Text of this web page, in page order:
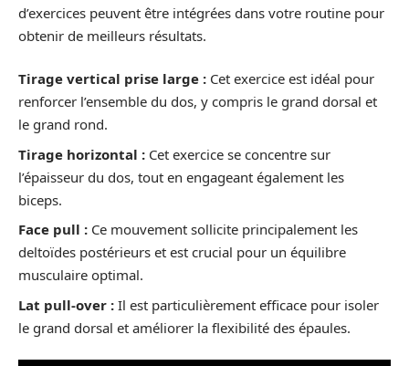
d’exercices peuvent être intégrées dans votre routine pour
obtenir de meilleurs résultats.
Tirage vertical prise large : Cet exercice est idéal pour
renforcer l’ensemble du dos, y compris le grand dorsal et
le grand rond.
Tirage horizontal : Cet exercice se concentre sur
l’épaisseur du dos, tout en engageant également les
biceps.
Face pull : Ce mouvement sollicite principalement les
deltoïdes postérieurs et est crucial pour un équilibre
musculaire optimal.
Lat pull-over : Il est particulièrement efficace pour isoler
le grand dorsal et améliorer la flexibilité des épaules.